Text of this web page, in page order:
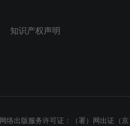
知识产权声明
网络出版服务许可证：（署）网出证（